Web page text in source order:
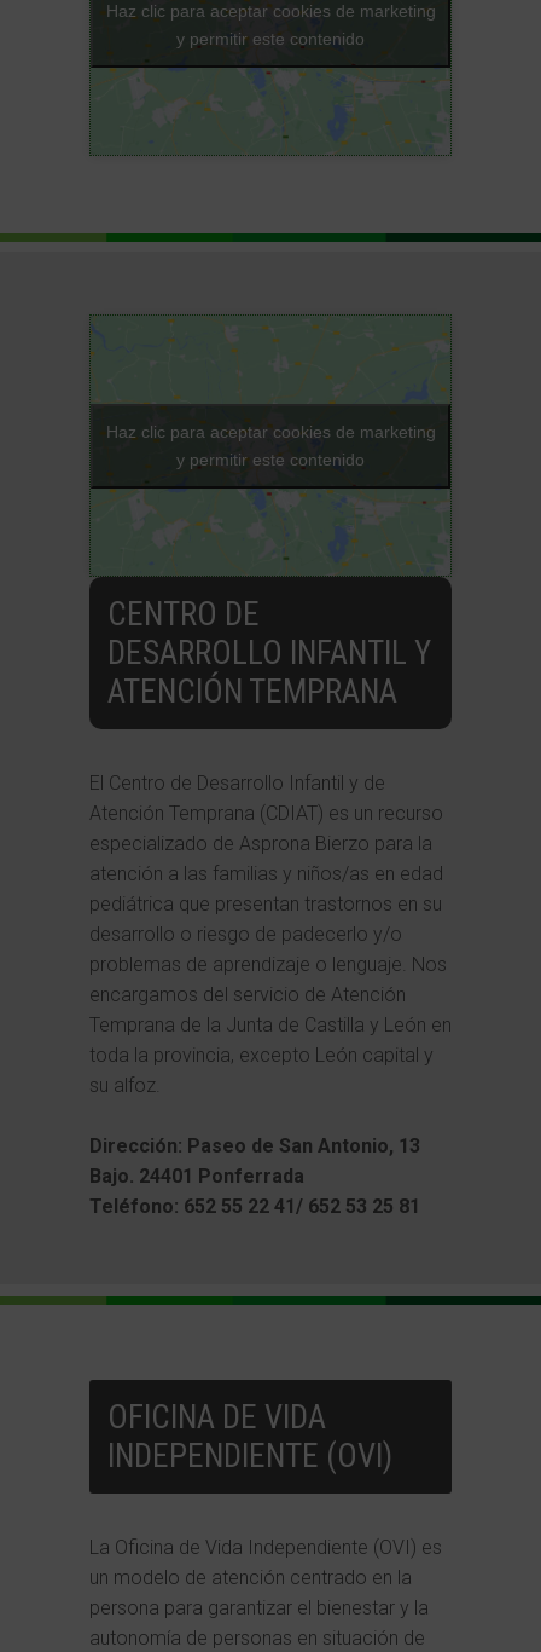
Haz clic para aceptar cookies de marketing
y permitir este contenido
Haz clic para aceptar cookies de marketing
y permitir este contenido
CENTRO DE
DESARROLLO INFANTIL Y
ATENCIÓN TEMPRANA
El Centro de Desarrollo Infantil y de
Atención Temprana (CDIAT) es un recurso
especializado de Asprona Bierzo para la
atención a las familias y niños/as en edad
pediátrica que presentan trastornos en su
desarrollo o riesgo de padecerlo y/o
problemas de aprendizaje o lenguaje. Nos
encargamos del servicio de Atención
Temprana de la Junta de Castilla y León en
toda la provincia, excepto León capital y
su alfoz.
Dirección: Paseo de San Antonio, 13
Bajo. 24401 Ponferrada
Teléfono: 652 55 22 41/ 652 53 25 81
OFICINA DE VIDA
INDEPENDIENTE (OVI)
La Oficina de Vida Independiente (OVI) es
un modelo de atención centrado en la
persona para garantizar el bienestar y la
autonomía de personas en situación de